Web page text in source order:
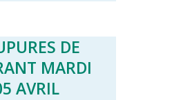
DE
MARDI
AVRIL